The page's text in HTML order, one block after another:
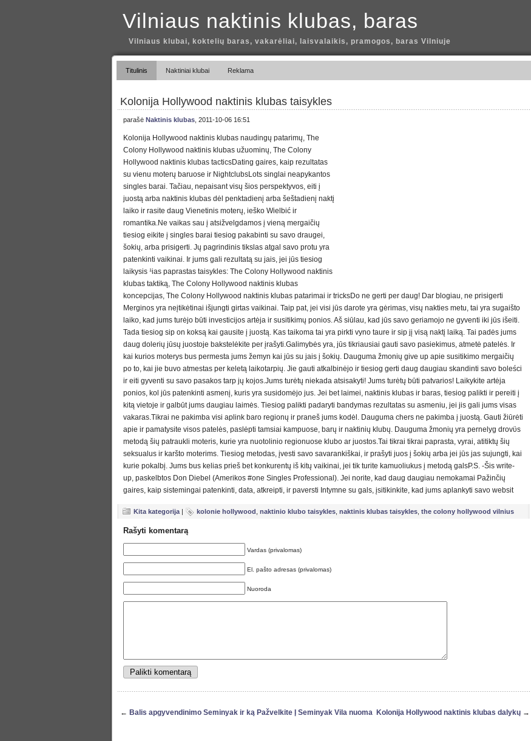
Vilniaus naktinis klubas, baras
Vilniaus klubai, koktelių baras, vakarėliai, laisvalaikis, pramogos, baras Vilniuje
Titulinis Naktiniai klubai Reklama
Kolonija Hollywood naktinis klubas taisykles
parašė Naktinis klubas , 2011-10-06 16:51
Kolonija Hollywood naktinis klubas naudingų patarimų, The
Colony Hollywood naktinis klubas užuominų, The Colony
Hollywood naktinis klubas tacticsDating gaires, kaip rezultatas
su vienu moterų baruose ir NightclubsLots singlai neapykantos
singles barai. Tačiau, nepaisant visų šios perspektyvos, eiti į
juostą arba naktinis klubas dėl penktadienį arba šeštadienį naktį
laiko ir rasite daug Vienetinis moterų, ieško Wielbić ir
romantika.Ne vaikas sau į atsižvelgdamos į vieną mergaičių
tiesiog eikite į singles barai tiesiog pakabinti su savo draugei,
šokių, arba prisigerti. Jų pagrindinis tikslas atgal savo protu yra
patenkinti vaikinai. Ir jums gali rezultatą su jais, jei jūs tiesiog
laikysis ¹ias paprastas taisykles: The Colony Hollywood naktinis
klubas taktiką, The Colony Hollywood naktinis klubas
koncepcijas, The Colony Hollywood naktinis klubas patarimai ir tricksDo ne gerti per daug! Dar blogiau, ne prisigerti
Merginos yra neįtikėtinai išjungti girtas vaikinai. Taip pat, jei visi jūs darote yra gėrimas, visų nakties metu, tai yra sugaišto
laiko, kad jums turėjo būti investicijos artėja ir susitikimų ponios. Aš siūlau, kad jūs savo geriamojo ne gyventi iki jūs išeiti.
Tada tiesiog sip on koksą kai gausite į juostą. Kas taikoma tai yra pirkti vyno taure ir sip jį visą naktį laiką. Tai padės jums
daug dolerių jūsų juostoje bakstelėkite per įrašyti.Galimybės yra, jūs tikriausiai gauti savo pasiekimus, atmetė patelės. Ir
kai kurios moterys bus permesta jums žemyn kai jūs su jais į šokių. Dauguma žmonių give up apie susitikimo mergaičių
po to, kai jie buvo atmestas per keletą laikotarpių. Jie gauti atkalbinėjo ir tiesiog gerti daug daugiau skandinti savo boleści
ir eiti gyventi su savo pasakos tarp jų kojos.Jums turėtų niekada atsisakyti! Jums turėtų būti patvarios! Laikykite artėja
ponios, kol jūs patenkinti asmenį, kuris yra susidomėjo jus. Jei bet laimei, naktinis klubas ir baras, tiesiog palikti ir pereiti į
kitą vietoje ir galbūt jums daugiau laimės. Tiesiog palikti padaryti bandymas rezultatas su asmeniu, jei jis gali jums visas
vakaras.Tikrai ne pakimba visi aplink baro regionų ir praneš jums kodėl. Dauguma chers ne pakimba į juostą. Gauti žiūrėti
apie ir pamatysite visos patelės, paslėpti tamsiai kampuose, barų ir naktinių klubų. Dauguma žmonių yra pernelyg drovϋs
metodą šių patraukli moteris, kurie yra nuotolinio regionuose klubo ar juostos.Tai tikrai tikrai paprasta, vyrai, atitiktų šių
seksualus ir karšto moterims. Tiesiog metodas, įvesti savo savarankiškai, ir prašyti juos į šokių arba jei jūs jas sujungti, kai
kurie pokalbį. Jums bus kelias prieš bet konkurentų iš kitų vaikinai, jei tik turite kamuoliukus į metodą galsP.S. -Šis write-
up, paskelbtos Don Diebel (Amerikos #one Singles Professional). Jei norite, kad daug daugiau nemokamai Pažinčių
gaires, kaip sistemingai patenkinti, data, atkreipti, ir paversti Intymne su gals, įsitikinkite, kad jums aplankyti savo websit
Kita kategorija | kolonie hollywood naktinio klubo taisykles naktinis klubas taisykles the colony hollywood vilnius
Rašyti komentarą
Vardas (privalomas)
El. pašto adresas (privalomas)
Nuoroda
← Balis apgyvendinimo Seminyak ir ką Pažvelkite Į Seminyak Vila nuoma Kolonija Hollywood naktinis klubas dalykų →